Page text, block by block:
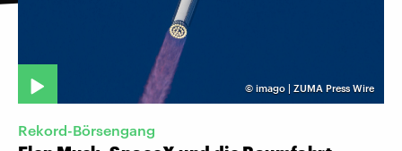
© imago | ZUMA Press Wire
Rekord-Börsengang